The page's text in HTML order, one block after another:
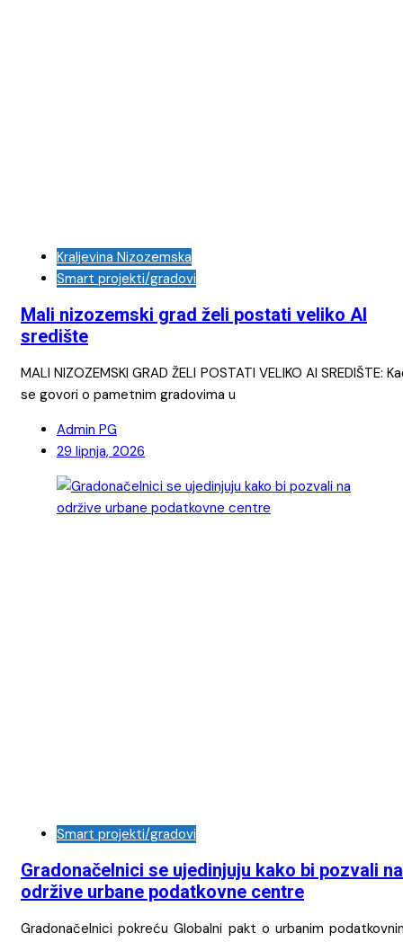
Kraljevina Nizozemska
Smart projekti/gradovi
Mali nizozemski grad želi postati veliko AI
središte
MALI NIZOZEMSKI GRAD ŽELI POSTATI VELIKO AI SREDIŠTE:
se govori o pametnim gradovima u
Admin PG
29 lipnja, 2026
Smart projekti/gradovi
Gradonačelnici se ujedinjuju kako bi pozvali na
održive urbane podatkovne centre
Gradonačelnici pokreću Globalni pakt o urbanim